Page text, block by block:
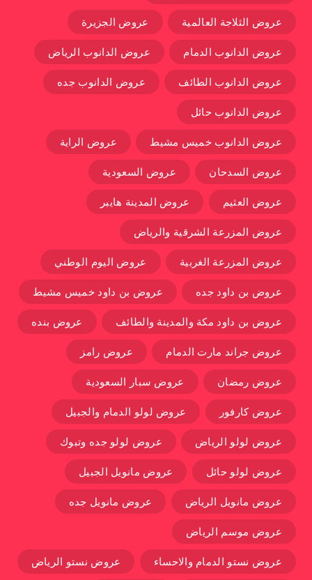
عروض الثلاجة العالمية عروض الجزيرة
عروض الدانوب الدمام عروض الدانوب الرياض
عروض الدانوب الطائف عروض الدانوب جده
عروض الدانوب حائل
عروض الدانوب خميس مشيط عروض الراية
عروض السدحان عروض السعودية
عروض العثيم عروض المدينة هايبر
عروض المزرعة الشرقية والرياض
عروض المزرعة الغربية عروض اليوم الوطني
عروض بن داود جده عروض بن داود خميس مشيط
عروض بن داود مكة والمدينة والطائف عروض بنده
عروض جراند مارت الدمام عروض رامز
عروض رمضان عروض سبار السعودية
عروض كارفور عروض لولو الدمام والجبيل
عروض لولو الرياض عروض لولو جده وتبوك
عروض لولو حائل عروض مانويل الجبيل
عروض مانويل الرياض عروض مانويل جده
عروض موسم الرياض
عروض نستو الدمام والاحساء عروض نستو الرياض